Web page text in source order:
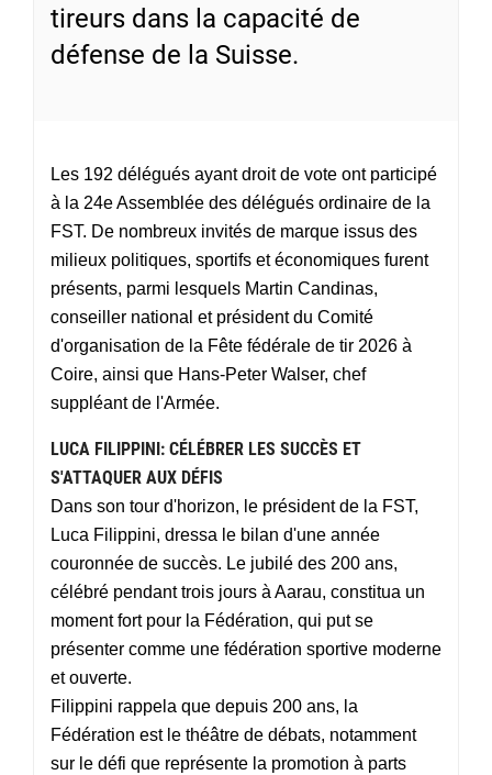
tireurs dans la capacité de
défense de la Suisse.
Les 192 délégués ayant droit de vote ont participé
à la 24e Assemblée des délégués ordinaire de la
FST. De nombreux invités de marque issus des
milieux politiques, sportifs et économiques furent
présents, parmi lesquels Martin Candinas,
conseiller national et président du Comité
d'organisation de la Fête fédérale de tir 2026 à
Coire, ainsi que Hans-Peter Walser, chef
suppléant de l'Armée.
LUCA FILIPPINI: CÉLÉBRER LES SUCCÈS ET
S'ATTAQUER AUX DÉFIS
Dans son tour d'horizon, le président de la FST,
Luca Filippini, dressa le bilan d'une année
couronnée de succès. Le jubilé des 200 ans,
célébré pendant trois jours à Aarau, constitua un
moment fort pour la Fédération, qui put se
présenter comme une fédération sportive moderne
et ouverte.
Filippini rappela que depuis 200 ans, la
Fédération est le théâtre de débats, notamment
sur le défi que représente la promotion à parts